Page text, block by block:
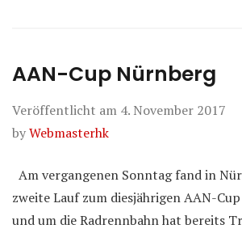
AAN-Cup Nürnberg
Veröffentlicht am 4. November 2017
byWebmasterhk
Am vergangenen Sonntag fand in
zweite Lauf zum diesjährigen AAN-
und um die Radrennbahn hat bereits